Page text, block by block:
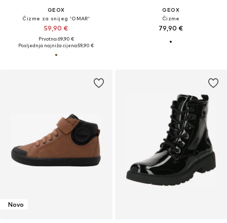
GEOX
Čizme za snijeg 'OMAR'
59,90 €
Prvotno: 69,90 €
Posljednja najniža cijena:59,90 €
GEOX
Čizme
79,90 €
Novo